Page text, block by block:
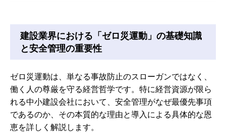
建設業界における「ゼロ災運動」の基礎知識
と安全管理の重要性
ゼロ災運動は、単なる事故防止のスローガンではなく、
働く人の尊厳を守る経営哲学です。特に経営資源が限ら
れる中小建設会社において、安全管理がなぜ最優先事項
であるのか、その本質的な理由と導入による具体的な恩
恵を詳しく解説します。